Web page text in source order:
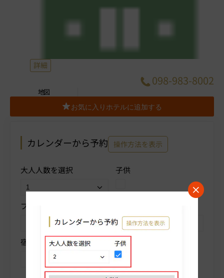
詳細
098-983-8002
地図
お気に入りホテルに追加する
カレンダーから予約 操作方法を表示
大人人数を選択 子供
プランを選択
宿泊数を選択